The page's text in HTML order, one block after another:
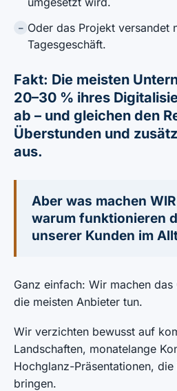
– Oder das Projekt versandet
Tagesgeschäft.
Fakt: Die meisten
20–30 % ihres
ab – und gleichen den
Überstunden und
aus.
Aber was machen
warum funktionieren
unserer Kunden im
Ganz einfach: Wir machen
die meisten Anbieter tun.
Wir verzichten bewusst auf
Landschaften, monatelange
Hochglanz-Präsentationen,
bringen.